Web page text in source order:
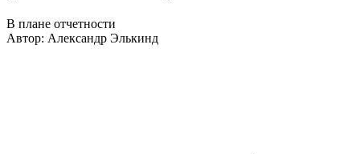
В плане отчетности
Автор: Александр Элькинд